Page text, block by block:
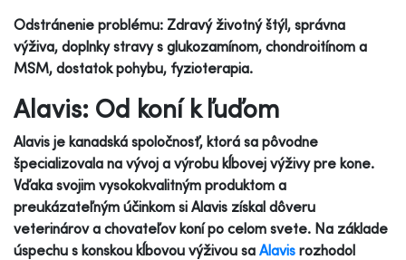
Odstránenie problému: Zdravý životný štýl, správna
výživa, doplnky stravy s glukozamínom, chondroitínom a
MSM, dostatok pohybu, fyzioterapia.
Alavis: Od koní k ľuďom
Alavis je kanadská spoločnosť, ktorá sa pôvodne
špecializovala na vývoj a výrobu kĺbovej výživy pre kone.
Vďaka svojim vysokokvalitným produktom a
preukázateľným účinkom si Alavis získal dôveru
veterinárov a chovateľov koní po celom svete. Na základe
úspechu s konskou kĺbovou výživou sa Alavis rozhodol